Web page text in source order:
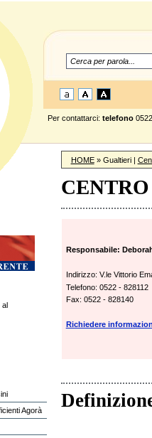
Per contattarci: telefono
al
Agorà
HOME» Gualtieri |
Responsabile:
Indirizzo: V.le Vittorio
Telefono: 0522 - 828112
Fax: 0522 - 828140
Richiedere